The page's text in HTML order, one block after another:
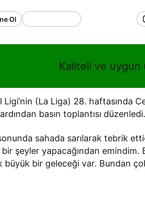
Ol
Kaliteli ve uygun
Ligi’nin (La Liga) 28. haftasında
basın toplantısı düzenledi.
sahada sarılarak tebrik
bir şeyler yapacağından
büyük bir geleceği var. Bundan